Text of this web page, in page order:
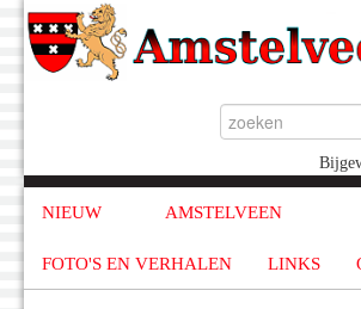
NIEUW AMSTELVEEN
FOTO'S EN VERHALEN LINKS